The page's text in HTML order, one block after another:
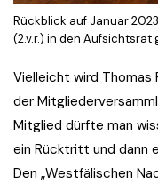
Rückblick auf Januar
(2.v.r.) in den Aufsichtsrat
Vielleicht wird Thomas
der
Mitglied dürfte man
ein Rücktritt und dann
Den „Westfälischen